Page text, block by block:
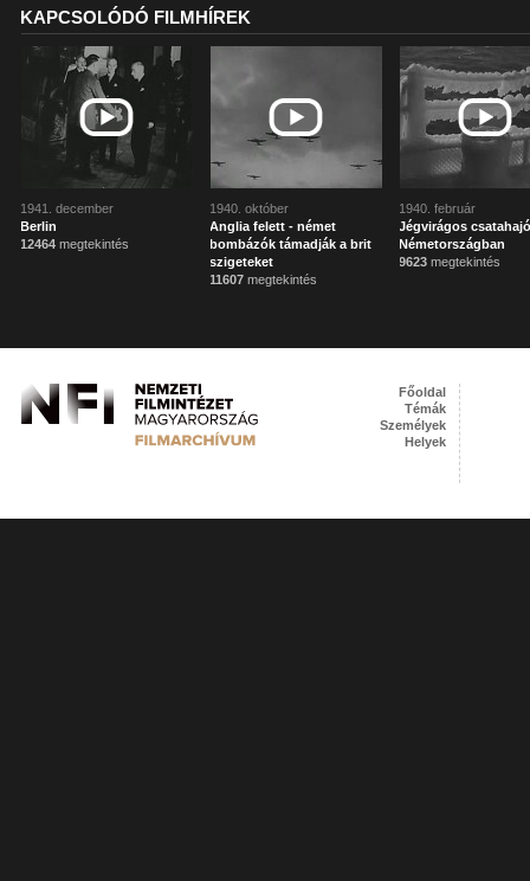
KAPCSOLÓDÓ FILMHÍREK
1941. december
Berlin
12464 megtekintés
1940. október
Anglia felett - német
bombázók támadják a brit
szigeteket
11607 megtekintés
1940. február
Jégvirágos
Németországban
9623 megtekintés
Főoldal
Témák
Személyek
Helyek